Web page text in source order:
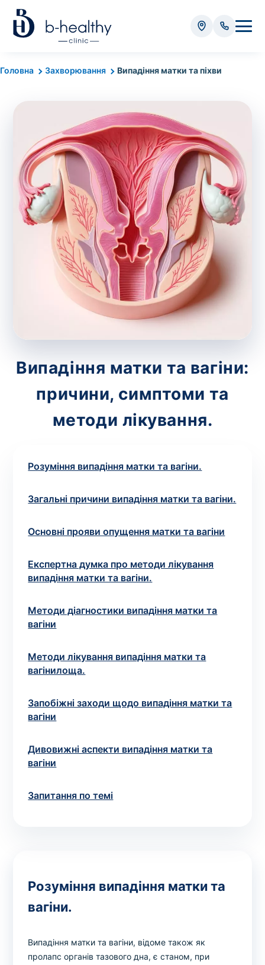
Головна Захворювання Випадіння матки та піхви
Випадіння матки та вагіни:
причини, симптоми та
методи лікування.
Розуміння випадіння матки та вагіни.
Загальні причини випадіння матки та вагіни.
Основні прояви опущення матки та вагіни
Експертна думка про методи лікування
випадіння матки та вагіни.
Методи діагностики випадіння матки та
вагіни
Методи лікування випадіння матки та
вагінилоща.
Запобіжні заходи щодо випадіння матки та
вагіни
Дивовижні аспекти випадіння матки та
вагіни
Запитання по темі
Розуміння випадіння матки та
вагіни.
Випадіння матки та вагіни, відоме також як
пролапс органів тазового дна, є станом, при
Аналізи
Вартість забору крові - 50 грн
Вартість забору біоматеріалу (крім крові) - від
35 грн
Всього: 0 грн
Попередній запис на дослідження не
потрібний. Виняток становлять мазки та
зіскрібки. Взяття біоматеріалу для них
виконує лікар – необхідийзапис до фахівця
Аналіз вдома
Номер телефону*
Вибрати клініку
Якщо ви не знаєте, які аналізи вам необхідні,
* Адміністрація клініки вживає всіх заходів для
листа. Проте, щоб уникнути можливих непорозумінь,
рекомендуємо уточнювати вартість та терміни